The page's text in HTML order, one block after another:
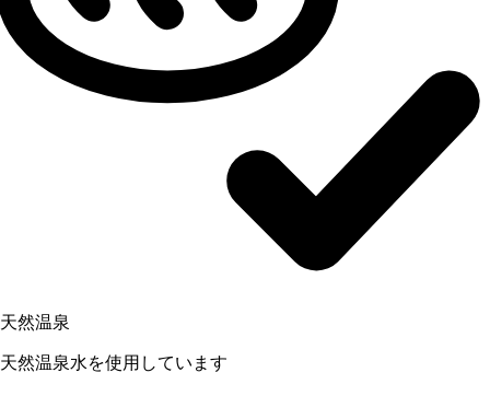
天然温泉
天然温泉水を使用しています